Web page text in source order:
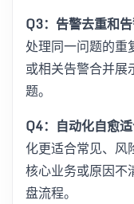
Q3：告警去重和
处理同一问题的重
或相关告警合并展
题。
Q4：自动化自愈
化更适合常见、风
核心业务或原因不
盘流程。